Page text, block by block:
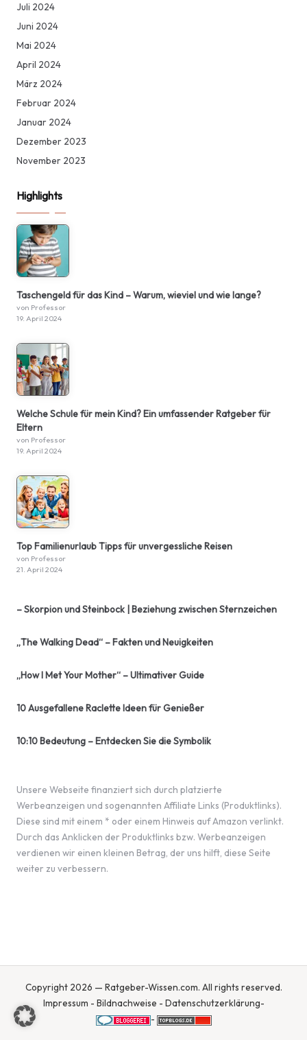
Juli 2024
Juni 2024
Mai 2024
April 2024
März 2024
Februar 2024
Januar 2024
Dezember 2023
November 2023
Highlights
Taschengeld für das Kind – Warum, wieviel und wie lange?
von Professor
19. April 2024
Welche Schule für mein Kind? Ein umfassender Ratgeber für
Eltern
von Professor
19. April 2024
Top Familienurlaub Tipps für unvergessliche Reisen
von Professor
21. April 2024
– Skorpion und Steinbock | Beziehung zwischen Sternzeichen
„The Walking Dead“ – Fakten und Neuigkeiten
„How I Met Your Mother“ – Ultimativer Guide
10 Ausgefallene Raclette Ideen für Genießer
10:10 Bedeutung – Entdecken Sie die Symbolik
Unsere Webseite finanziert sich durch platzierte
Werbeanzeigen und sogenannten Affiliate Links (Produktlinks).
Diese sind mit einem * oder einem Hinweis auf Amazon verlinkt.
Durch das Anklicken der Produktlinks bzw. Werbeanzeigen
verdienen wir einen kleinen Betrag, der uns hilft, diese Seite
weiter zu verbessern.
Copyright 2026 — Ratgeber-Wissen.com. All rights reserved.
Impressum - Bildnachweise - Datenschutzerklärung-
-